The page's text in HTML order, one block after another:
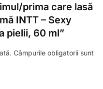
prima care lasă
INTT – Sexy
pielii, 60 ml”
Câmpurile obligatorii sunt